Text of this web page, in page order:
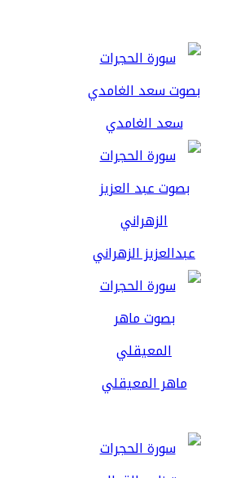
سعد الغامدي
عبدالعزيز الزهراني
ماهر المعيقلي